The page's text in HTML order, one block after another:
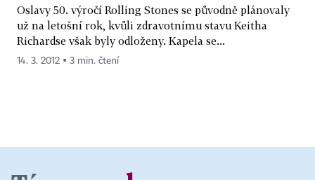
Oslavy 50. výročí Rolling Stones se původně plánovaly
už na letošní rok, kvůli zdravotnímu stavu Keitha
Richardse však byly odloženy. Kapela se...
14. 3. 2012 ▪ 3 min. čtení